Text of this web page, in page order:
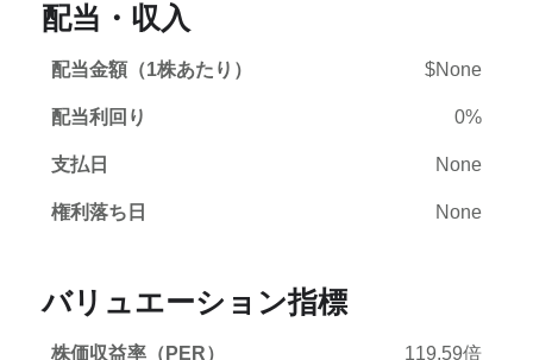
配当・収入
配当金額（1株あたり） $None
配当利回り 0%
支払日 None
権利落ち日 None
バリュエーション指標
株価収益率（PER） 119.59倍